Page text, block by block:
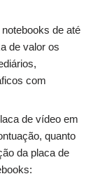
de até
de valor os
com
de vídeo em
quanto
da placa de